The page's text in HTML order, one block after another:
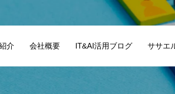
介 会社概要 IT&AI活用ブログ ササエ